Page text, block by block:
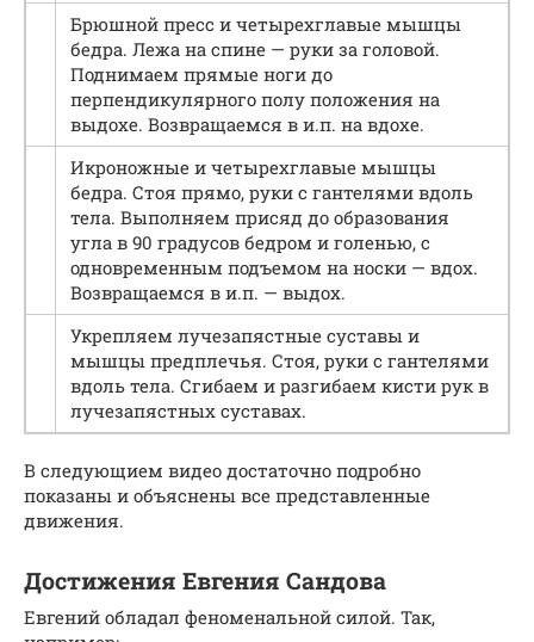
Брюшной пресс и четырехглавые мышцы
бедра. Лежа на спине — руки за головой.
Поднимаем прямые ноги до
перпендикулярного полу положения на
выдохе. Возвращаемся в и.п. на вдохе.
Икроножные и четырехглавые мышцы
бедра. Стоя прямо, руки с гантелями вдоль
тела. Выполняем присяд до образования
угла в 90 градусов бедром и голенью, с
одновременным подъемом на носки — вдох.
Возвращаемся в и.п. — выдох.
Укрепляем лучезапястные суставы и
мышцы предплечья. Стоя, руки с гантелями
вдоль тела. Сгибаем и разгибаем кисти рук в
лучезапястных суставах.
В следующием видео достаточно подробно
показаны и объяснены все представленные
движения.
Достижения Евгения Сандова
Евгений обладал феноменальной силой. Так,